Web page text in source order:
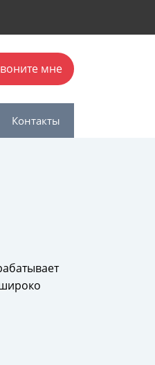
мне
Контакты